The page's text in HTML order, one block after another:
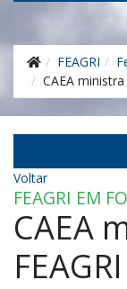
FEAGRI
CAEA
Voltar
FEAGRI EM
CAEA